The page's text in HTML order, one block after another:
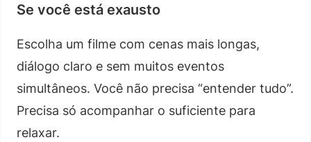
Se você está exausto
Escolha um filme com cenas mais longas,
diálogo claro e sem muitos eventos
simultâneos. Você não precisa “entender tudo”.
Precisa só acompanhar o suficiente para
relaxar.